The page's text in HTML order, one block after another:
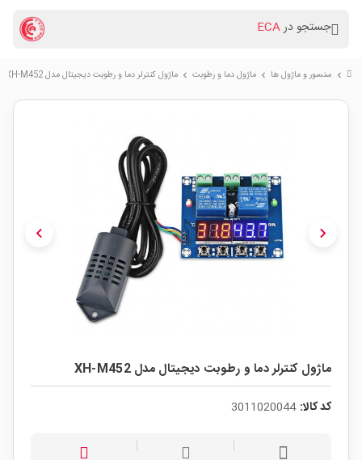
جستجو درECA
chevron_right سنسور و ماژول ها chevron_right ماژول دما و رطوبت chevron_right ماژول کنترلر دما و رطوبت دیجیتال مدل XH-M452
chevron_left chevron_right
ماژول کنترلر دما و رطوبت دیجیتال مدل XH-M452
کد کالا: 3011020044